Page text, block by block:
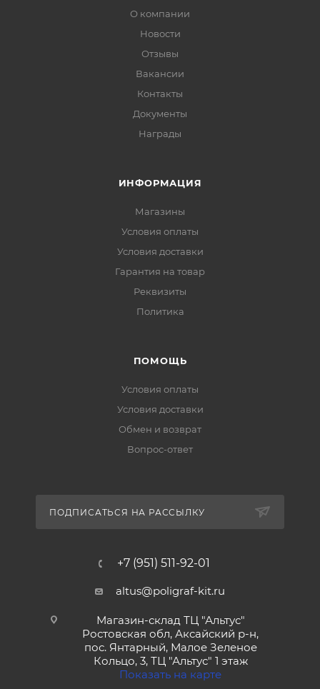
О компании
Новости
Отзывы
Вакансии
Контакты
Документы
Награды
ИНФОРМАЦИЯ
Магазины
Условия оплаты
Условия доставки
Гарантия на товар
Реквизиты
Политика
ПОМОЩЬ
Условия оплаты
Условия доставки
Обмен и возврат
Вопрос-ответ
ПОДПИСАТЬСЯ НА РАССЫЛКУ
+7 (951) 511-92-01
altus@poligraf-kit.ru
Магазин-склад ТЦ "Альтус"
Ростовская обл, Аксайский р-н,
пос. Янтарный, Малое Зеленое
Кольцо, 3, ТЦ "Альтус" 1 этаж
Показать на карте